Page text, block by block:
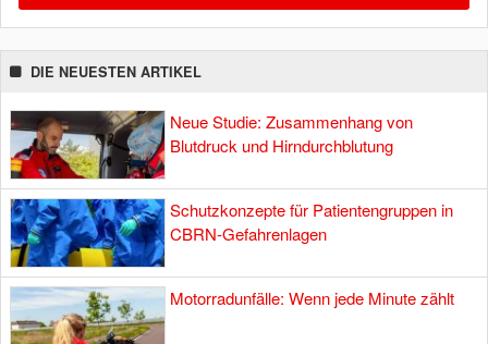
DIE NEUESTEN ARTIKEL
Neue Studie: Zusammenhang von
Blutdruck und Hirndurchblutung
Schutzkonzepte für Patientengruppen in
CBRN-Gefahrenlagen
Motorradunfälle: Wenn jede Minute zählt